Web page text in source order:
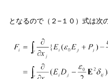
となるので（２−１０）式は次